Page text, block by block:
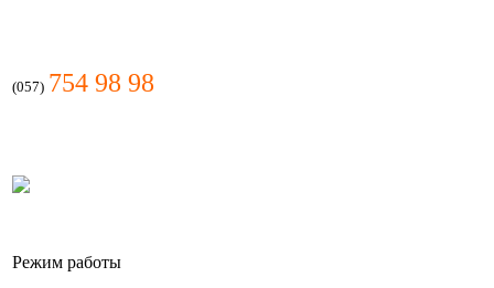
(057) 754 98 98
Режим работы